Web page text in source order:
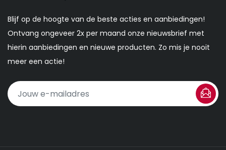
Blijf op de hoogte van de beste acties en aanbiedingen!
Ontvang ongeveer 2x per maand onze nieuwsbrief met
hierin aanbiedingen en nieuwe producten. Zo mis je nooit
meer een actie!